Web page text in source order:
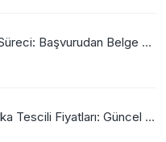
Kanada Marka Tescili Süreci: Başvurudan Belge Alımına Kadar Her Şey
2026 Uluslararası Marka Tescili Fiyatları: Güncel WIPO Ücretleri